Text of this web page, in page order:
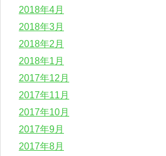
2018年4月
2018年3月
2018年2月
2018年1月
2017年12月
2017年11月
2017年10月
2017年9月
2017年8月